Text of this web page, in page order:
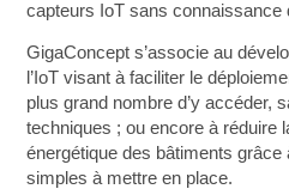
capteurs IoT sans connaissance
GigaConcept s’associe au
l’IoT visant à faciliter le
plus grand nombre d’y accéder,
techniques ; ou encore à réduire
énergétique des bâtiments
simples à mettre en place.